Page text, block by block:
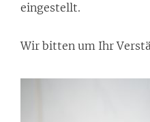
eingestellt.
Wir bitten um Ihr